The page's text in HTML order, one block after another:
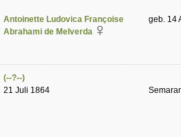
Antoinette Ludovica Françoise
Abrahami de Melverda
geb. 14
(--?--)
21 Juli 1864